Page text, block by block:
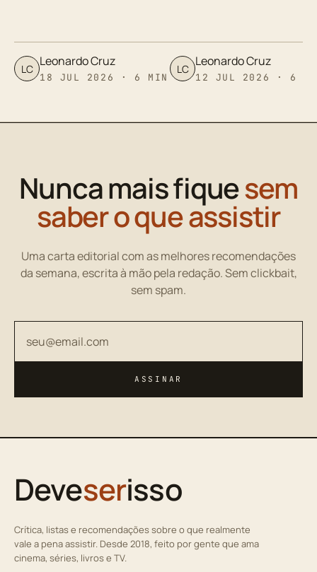
LC Leonardo Cruz
18 JUL 2026 · 6 MIN
LC Leonardo Cruz
12 JUL 2026 · 6
Nunca mais fiquesem
saber o que assistir
Uma carta editorial com as melhores recomendações
da semana, escrita à mão pela redação. Sem clickbait,
sem spam.
ASSINAR
Deveserisso
Crítica, listas e recomendações sobre o que realmente
vale a pena assistir. Desde 2018, feito por gente que ama
cinema, séries, livros e TV.